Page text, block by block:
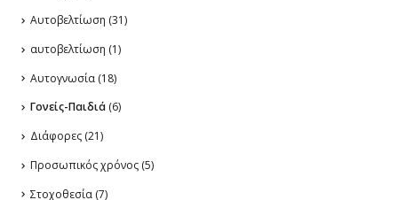
Αυτοβελτίωση (31)
αυτοβελτίωση (1)
Αυτογνωσία (18)
Γονείς-Παιδιά (6)
Διάφορες (21)
Προσωπικός χρόνος (5)
Στοχοθεσία (7)